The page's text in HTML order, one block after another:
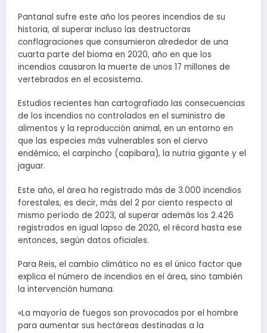
Pantanal sufre este año los peores incendios de su
historia, al superar incluso las destructoras
conflagraciones que consumieron alrededor de una
cuarta parte del bioma en 2020, año en que los
incendios causaron la muerte de unos 17 millones de
vertebrados en el ecosistema.
Estudios recientes han cartografiado las consecuencias
de los incendios no controlados en el suministro de
alimentos y la reproducción animal, en un entorno en
que las especies más vulnerables son el ciervo
endémico, el carpincho (capibara), la nutria gigante y el
jaguar.
Este año, el área ha registrado más de 3.000 incendios
forestales, es decir, más del 2 por ciento respecto al
mismo período de 2023, al superar además los 2.426
registrados en igual lapso de 2020, el récord hasta ese
entonces, según datos oficiales.
Para Reis, el cambio climático no es el único factor que
explica el número de incendios en el área, sino también
la intervención humana.
«La mayoría de fuegos son provocados por el hombre
para aumentar sus hectáreas destinadas a la